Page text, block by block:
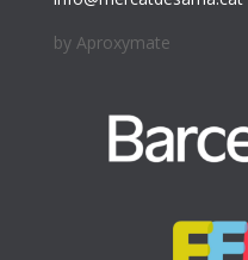
by Aproxymate